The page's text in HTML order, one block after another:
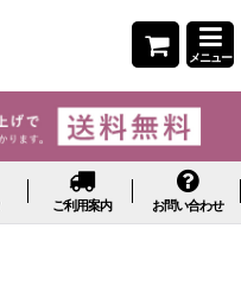
メニュー
ご利用案内 お問い合わせ